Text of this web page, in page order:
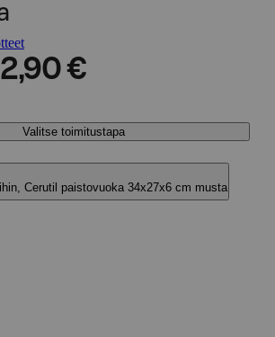
€
Valitse toimitustapa
Cerutil paistovuoka 34x27x6 cm musta